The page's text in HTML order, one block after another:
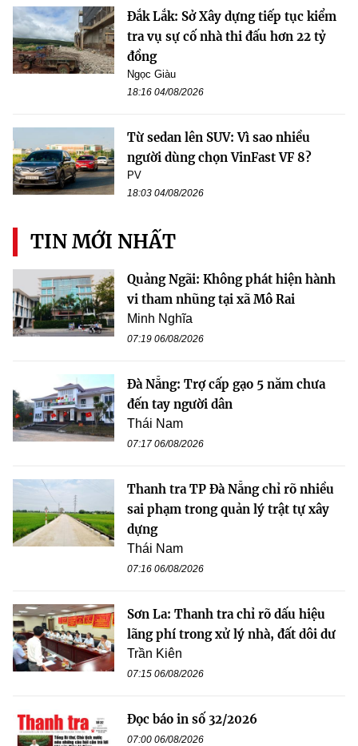
Đắk Lắk: Sở Xây dựng tiếp tục kiểm
tra vụ sự cố nhà thi đấu hơn 22 tỷ
đồng
Ngọc Giàu
18:16 04/08/2026
Từ sedan lên SUV: Vì sao nhiều
người dùng chọn VinFast VF 8?
PV
18:03 04/08/2026
TIN MỚI NHẤT
Quảng Ngãi: Không phát hiện hành
vi tham nhũng tại xã Mô Rai
Minh Nghĩa
07:19 06/08/2026
Đà Nẵng: Trợ cấp gạo 5 năm chưa
đến tay người dân
Thái Nam
07:17 06/08/2026
Thanh tra TP Đà Nẵng chỉ rõ nhiều
sai phạm trong quản lý trật tự xây
dựng
Thái Nam
07:16 06/08/2026
Sơn La: Thanh tra chỉ rõ dấu hiệu
lãng phí trong xử lý nhà, đất dôi dư
Trần Kiên
07:15 06/08/2026
Đọc báo in số 32/2026
07:00 06/08/2026